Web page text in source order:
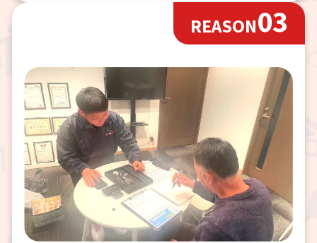
REASON03